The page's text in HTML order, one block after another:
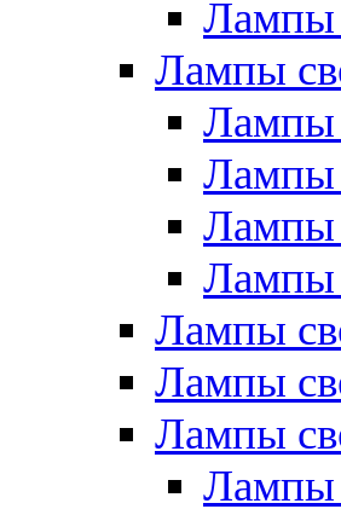
Лампы
Лампы
Лампы
Лампы
Лампы
Лампы
Лампы
Лампы
Лампы
Лампы